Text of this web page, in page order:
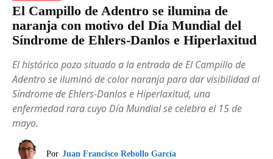
El Campillo de Adentro se ilumina de
naranja con motivo del Día Mundial del
Síndrome de Ehlers-Danlos e Hiperlaxitud
El histórico pozo situado a la entrada de El Campillo de
Adentro se iluminó de color naranja para dar visibilidad al
Síndrome de Ehlers-Danlos e Hiperlaxitud, una
enfermedad rara cuyo Día Mundial se celebra el 15 de
mayo.
Por Juan Francisco Rebollo García